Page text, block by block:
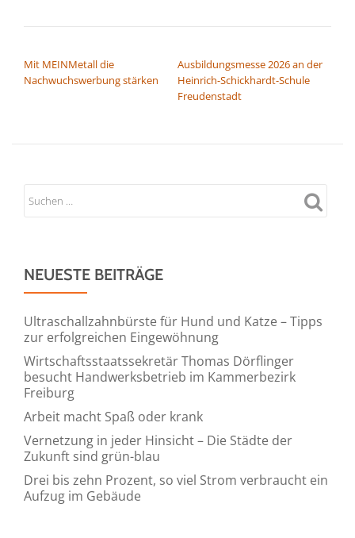
Mit MEINMetall die
Nachwuchswerbung stärken
Ausbildungsmesse 2026 an der
Heinrich-Schickhardt-Schule
Freudenstadt
NEUESTE BEITRÄGE
Ultraschallzahnbürste für Hund und Katze – Tipps
zur erfolgreichen Eingewöhnung
Wirtschaftsstaatssekretär Thomas Dörflinger
besucht Handwerksbetrieb im Kammerbezirk
Freiburg
Arbeit macht Spaß oder krank
Vernetzung in jeder Hinsicht – Die Städte der
Zukunft sind grün-blau
Drei bis zehn Prozent, so viel Strom verbraucht ein
Aufzug im Gebäude